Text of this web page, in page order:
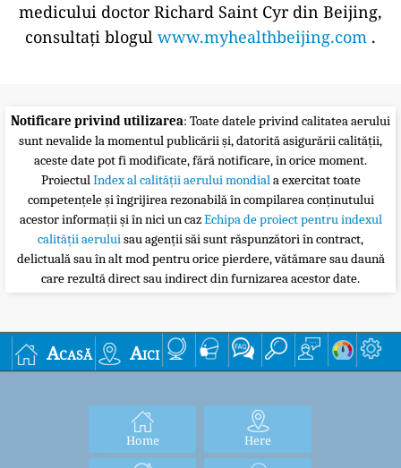
medicului doctor Richard Saint Cyr din Beijing,
consultați blogul www.myhealthbeijing.com .
Notificare privind utilizarea: Toate datele privind calitatea aerului
sunt nevalide la momentul publicării și, datorită asigurării calității,
aceste date pot fi modificate, fără notificare, în orice moment.
ProiectulIndex al calității aerului mondiala exercitat toate
competențele și îngrijirea rezonabilă în compilarea conținutului
acestor informații și în nici un cazEchipa de proiect pentru indexul
calității aeruluisau agenții săi sunt răspunzători în contract,
delictuală sau în alt mod pentru orice pierdere, vătămare sau daună
care rezultă direct sau indirect din furnizarea acestor date.
Acasă Aici
Home Here